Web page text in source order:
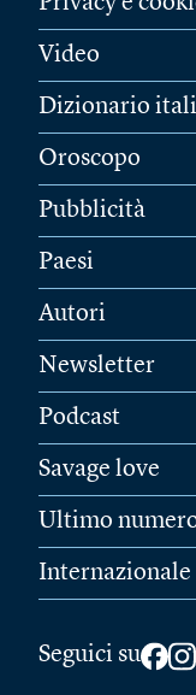
Video
Dizionario
Oroscopo
Pubblicità
Paesi
Autori
Newsletter
Podcast
Savage love
Ultimo
Internazionale
Seguici su